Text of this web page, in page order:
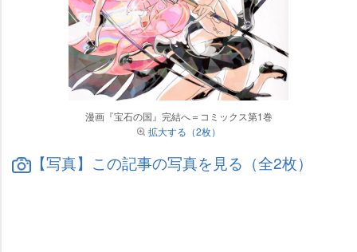
漫画『宝石の国』完結へ＝コミックス第1巻
拡大する（2枚）
【写真】この記事の写真を見る（全2枚）